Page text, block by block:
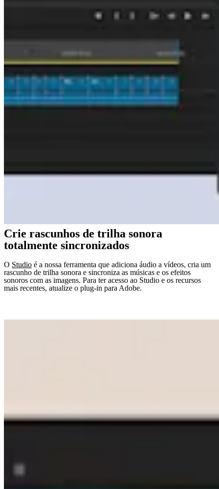
Crie rascunhos de trilha sonora
totalmente sincronizados
O Studio é a nossa ferramenta que adiciona áudio a vídeos, cria um
rascunho de trilha sonora e sincroniza as músicas e os efeitos
sonoros com as imagens. Para ter acesso ao Studio e os recursos
mais recentes, atualize o plug-in para Adobe.